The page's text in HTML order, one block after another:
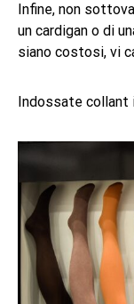
Infine, non
un cardigan o di
siano costosi, vi
Indossate collant